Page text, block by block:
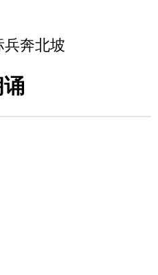
兵奔北坡
打特盗
娘